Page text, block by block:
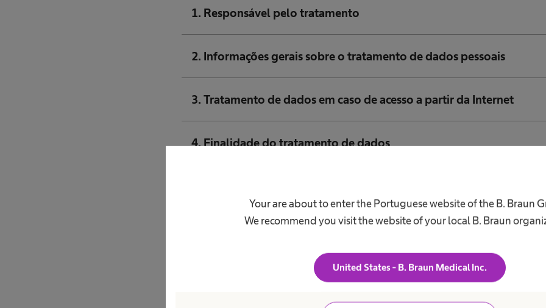
Your are about to enter the Portuguese website of the B. Braun
We recommend you visit the website of your local B. Braun
United States - B. Braun Medical Inc.
1. Responsável pelo tratamento
2. Informações gerais sobre o tratamento de dados pessoais
3. Tratamento de dados em caso de acesso a partir da Internet
4. Finalidade do tratamento de dados
7. Tomada de decisões automatizada